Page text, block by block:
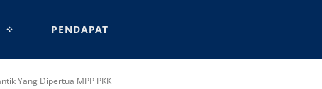
PENDAPAT
Yang Dipertua MPP PKK